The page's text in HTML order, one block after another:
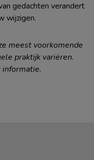
gedachten verandert
wijzigen.
meest voorkomende
praktijk variëren.
informatie.